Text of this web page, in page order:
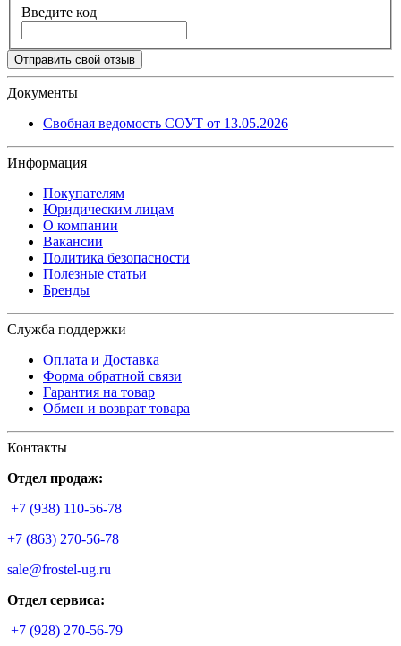
Введите код
Отправить свой отзыв
Документы
Свобная ведомость СОУТ от 13.05.2026
Информация
Покупателям
Юридическим лицам
О компании
Вакансии
Политика безопасности
Полезные статьи
Бренды
Служба поддержки
Оплата и Доставка
Форма обратной связи
Гарантия на товар
Обмен и возврат товара
Контакты
Отдел продаж:
+7 (938) 110-56-78
+7 (863) 270-56-78
sale@frostel-ug.ru
Отдел сервиса:
+7 (928) 270-56-79